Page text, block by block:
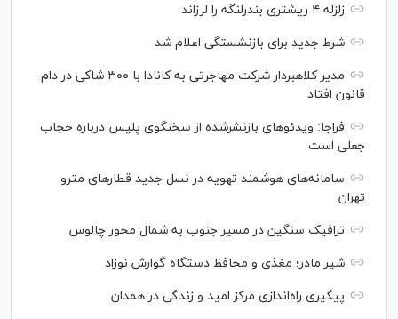
زلزله ۴ ریشتری بندرلنگه را لرزاند
شرط جدید برای بازنشستگی اعلام شد
مدیر کلاهبردار شرکت مهاجرتی به کانادا با ۳۰۰ شاکی در دام
قانون افتاد
فراجا: ویدئو‌های بازنشرشده از سخنگوی پلیس درباره حجاب
جعلی است
سامانه‌های هوشمند تهویه در نسل جدید قطار‌های مترو
تهران
ترافیک سنگین در مسیر جنوب به شمال محور چالوس
شیر مادر؛ مغذی و محافظ دستگاه گوارش نوزاد
پیگیری راه‌اندازی مرکز امید و زندگی در همدان